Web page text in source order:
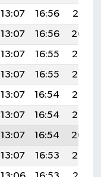
13:07 16:56
20:10
13:07 16:56
20:09
13:07 16:55
20:08
13:07 16:55
20:07
13:07 16:54
20:06
13:07 16:54
20:05
13:07 16:54
20:04
13:07 16:53
20:03